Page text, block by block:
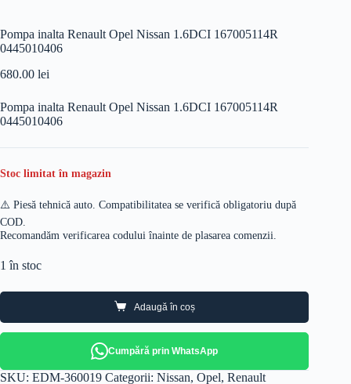
Pompa inalta Renault Opel Nissan 1.6DCI 167005114R
0445010406
680.00 lei
Pompa inalta Renault Opel Nissan 1.6DCI 167005114R
0445010406
Stoc limitat în magazin
⚠️ Piesă tehnică auto. Compatibilitatea se verifică obligatoriu după
COD.
Recomandăm verificarea codului înainte de plasarea comenzii.
1 în stoc
Adaugă în coș
Cumpără prin WhatsApp
SKU: EDM-360019 Categorii: Nissan, Opel, Renault